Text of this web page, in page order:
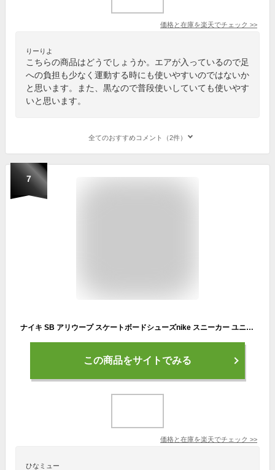
価格と在庫を楽天でチェック >>
りーりよ
こちらの商品はどうでしょうか。エアが入っているので足
への負担も少なく運動する時にも使いやすいのではないか
と思います。また、黒なので普段使いしていても使いやす
いと思います。
全てのおすすめコメント（2件）
7
ナイキ SB アリウープ スケートボードシューズnike スニーカー ユニセックス スポーツ ローカット 白 靴 cj0882-102 通勤 パステル 黒
この商品をサイトでみる
価格と在庫を楽天でチェック >>
ひなミュー